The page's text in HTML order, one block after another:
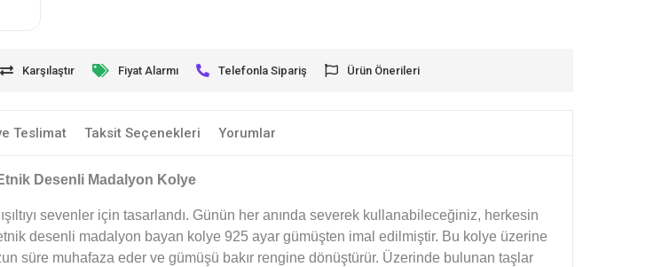
Karşılaştır Fiyat Alarmı Telefonla Sipariş Ürün Önerileri
Teslimat Taksit Seçenekleri Yorumlar
Desenli Madalyon Kolye
sevenler için tasarlandı. Günün her anında severek kullanabileceğiniz, herkesin
desenli madalyon bayan kolye 925 ayar gümüşten imal edilmiştir. Bu kolye üzerine
süre muhafaza eder ve gümüşü bakır rengine dönüştürür. Üzerinde bulunan taşlar